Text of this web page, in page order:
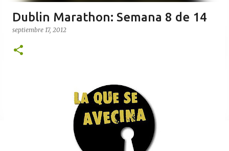
Dublin Marathon: Semana 8 de 14
septiembre 17, 2012